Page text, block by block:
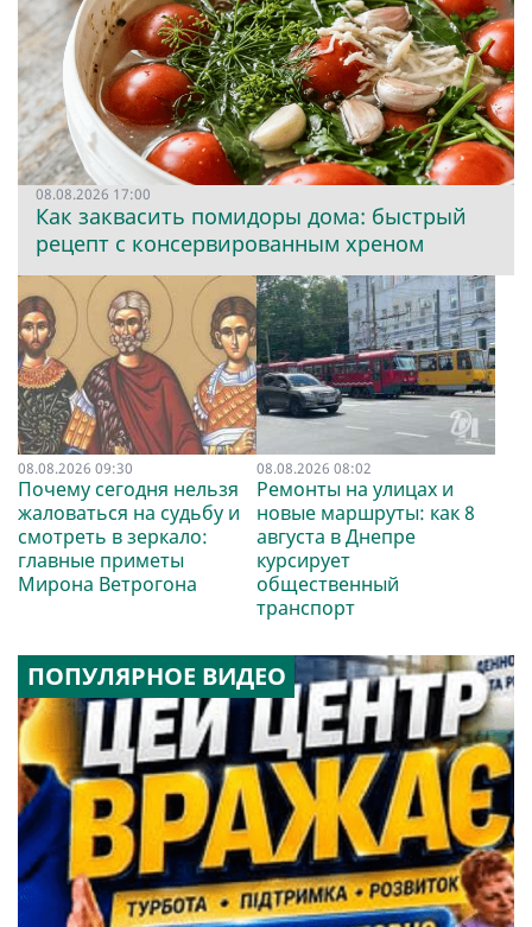
08.08.2026 17:00
Как заквасить помидоры дома: быстрый
рецепт с консервированным хреном
08.08.2026 09:30
Почему сегодня нельзя
жаловаться на судьбу и
смотреть в зеркало:
главные приметы
Мирона Ветрогона
08.08.2026 08:02
Ремонты на улицах и
новые маршруты: как 8
августа в Днепре
курсирует
общественный
транспорт
ПОПУЛЯРНОЕ ВИДЕО